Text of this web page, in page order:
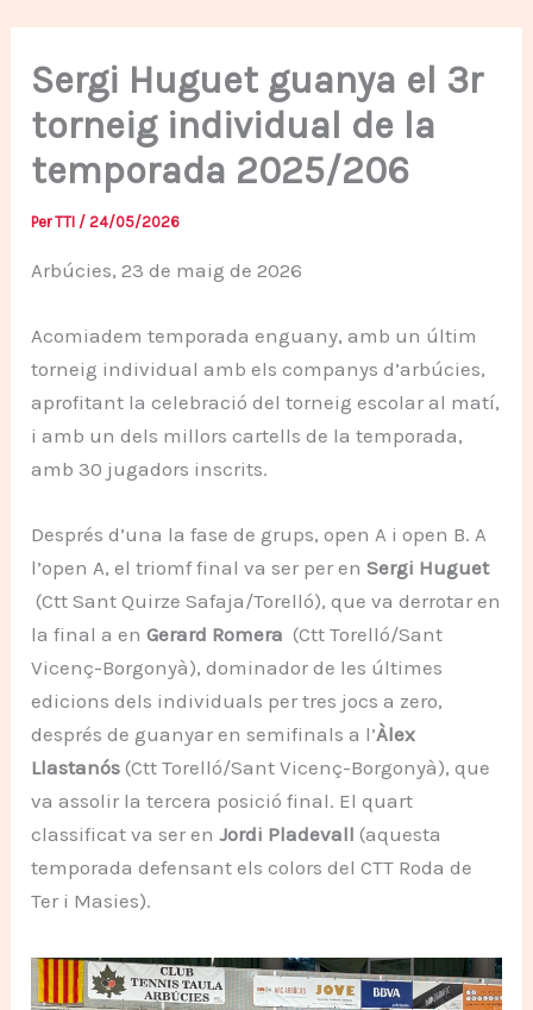
Sergi Huguet guanya el 3r
torneig individual de la
temporada 2025/206
Per TTI /24/05/2026
Arbúcies, 23 de maig de 2026
Acomiadem temporada enguany, amb un últim
torneig individual amb els companys d’arbúcies,
aprofitant la celebració del torneig escolar al matí,
i amb un dels millors cartells de la temporada,
amb 30 jugadors inscrits.
Després d’una la fase de grups, open A i open B. A
l’open A, el triomf final va ser per enSergi Huguet
(Ctt Sant Quirze Safaja/Torelló), que va derrotar en
la final a enGerard Romera (Ctt Torelló/Sant
Vicenç-Borgonyà), dominador de les últimes
edicions dels individuals per tres jocs a zero,
després de guanyar en semifinals a l’Àlex
Llastanós (Ctt Torelló/Sant Vicenç-Borgonyà), que
va assolir la tercera posició final. El quart
classificat va ser enJordi Pladevall (aquesta
temporada defensant els colors del CTT Roda de
Ter i Masies).